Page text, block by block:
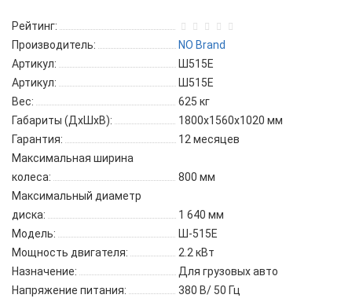
Рейтинг:
Производитель:
NO Brand
Артикул:
Ш515Е
Артикул:
Ш515Е
Вес:
625 кг
Габариты (ДхШхВ):
1800х1560х1020 мм
Гарантия:
12 месяцев
Максимальная ширина
колеса:
800 мм
Максимальный диаметр
диска:
1 640 мм
Модель:
Ш-515Е
Мощность двигателя:
2.2 кВт
Назначение:
Для грузовых авто
Напряжение питания:
380 В/ 50 Гц